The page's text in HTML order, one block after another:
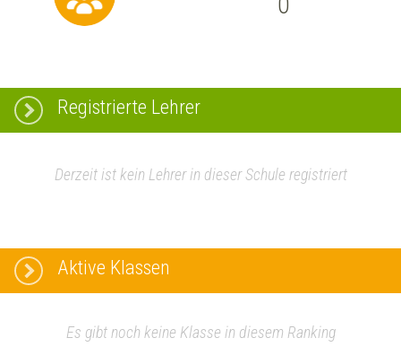
Registrierte Lehrer
Derzeit ist kein Lehrer in dieser Schule registriert
Aktive Klassen
Es gibt noch keine Klasse in diesem Ranking